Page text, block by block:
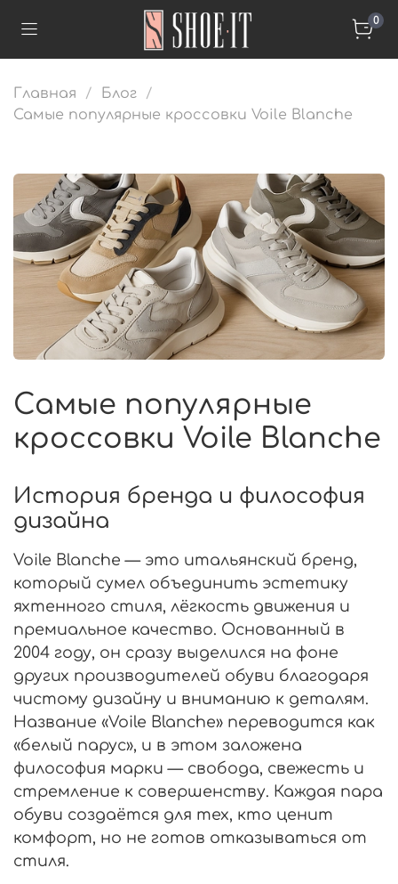
0
Главная
Блог
Самые популярные кроссовки Voile Blanche
Самые популярные
кроссовки Voile Blanche
История бренда и философия
дизайна
Voile Blanche — это итальянский бренд,
который сумел объединить эстетику
яхтенного стиля, лёгкость движения и
премиальное качество. Основанный в
2004 году, он сразу выделился на фоне
других производителей обуви благодаря
чистому дизайну и вниманию к деталям.
Название «Voile Blanche» переводится как
«белый парус», и в этом заложена
философия марки — свобода, свежесть и
стремление к совершенству. Каждая пара
обуви создаётся для тех, кто ценит
комфорт, но не готов отказываться от
стиля.